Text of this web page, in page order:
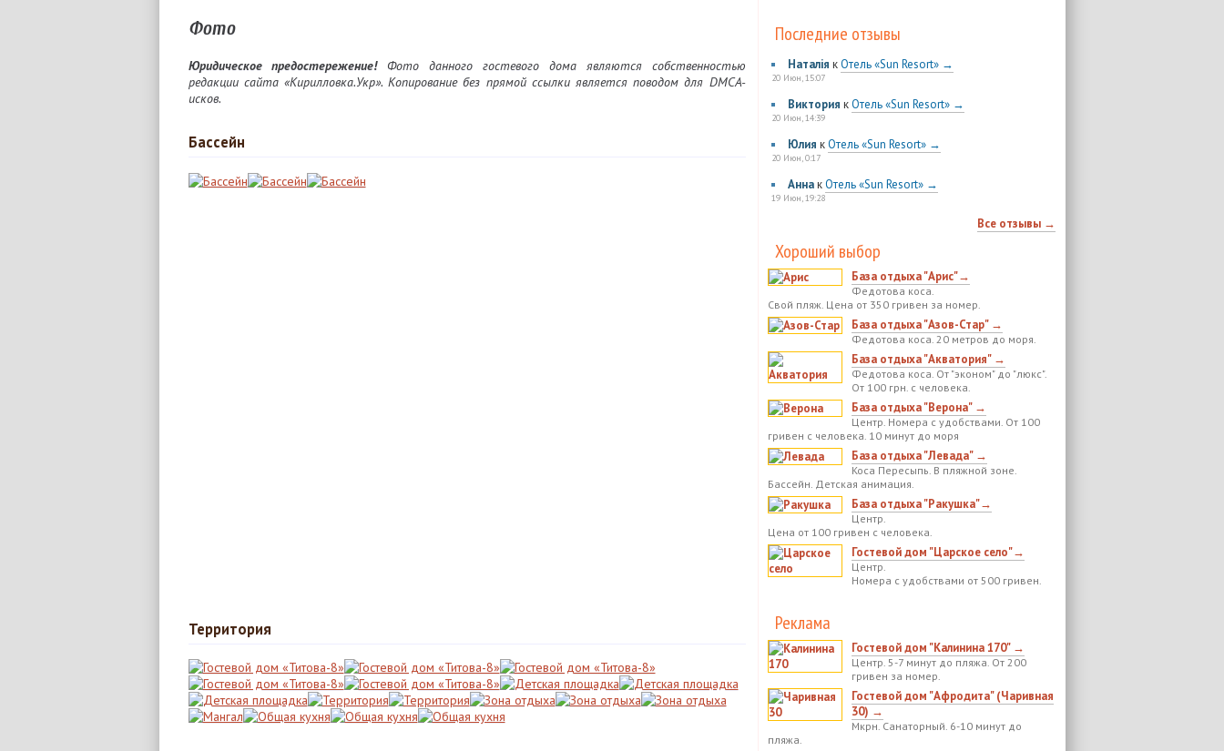
Фото
Юридическое предостережение!Фото данного гостевого дома являются собственностью
редакции сайта «Кирилловка.Укр». Копирование без прямой ссылки является поводом для DMCA-
исков.
Бассейн
Территория
Последние отзывы
Наталія кОтель «Sun Resort» →
20 Июн, 15:07
Виктория кОтель «Sun Resort» →
20 Июн, 14:39
Юлия кОтель «Sun Resort» →
20 Июн, 0:17
АннакОтель «Sun Resort» →
19 Июн, 19:28
Все отзывы →
Хороший выбор
База отдыха "Арис"→
Федотова коса.
Свой пляж. Цена от 350 гривен за номер.
База отдыха "Азов-Стар" →
Федотова коса. 20 метров до моря.
База отдыха "Акватория" →
Федотова коса. От "эконом" до "люкс".
От 100 грн. с человека.
База отдыха "Верона" →
Центр. Номера с удобствами. От 100
гривен с человека. 10 минут до моря
База отдыха "Левада" →
Коса Пересыпь. В пляжной зоне.
Бассейн. Детская анимация.
База отдыха "Ракушка"→
Центр.
Цена от 100 гривен с человека.
Гостевой дом "Царское село"→
Центр.
Номера с удобствами от 500 гривен.
Реклама
Гостевой дом "Калинина 170" →
Центр. 5-7 минут до пляжа. От 200
гривен за номер.
Гостевой дом "Афродита" (Чаривная
30) →
Мкрн. Санаторный. 6-10 минут до
пляжа.